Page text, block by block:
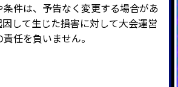
件は、予告なく変更する場合があ
因して生じた損害に対して大会運営
任を負いません。